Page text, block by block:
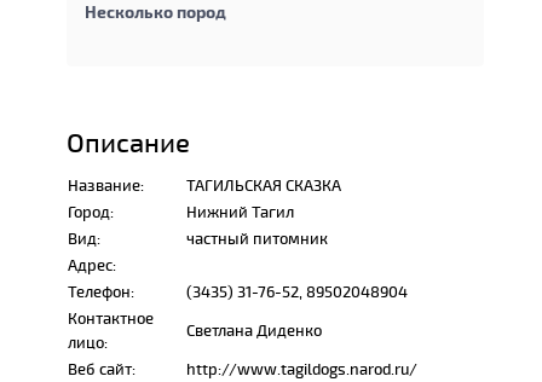
Несколько пород
Описание
Название:
ТАГИЛЬСКАЯ СКАЗКА
Город:
Нижний Тагил
Вид:
частный питомник
Адрес:
Телефон:
(3435) 31-76-52, 89502048904
Контактное
лицо:
Светлана Диденко
Веб сайт:
http://www.tagildogs.narod.ru/